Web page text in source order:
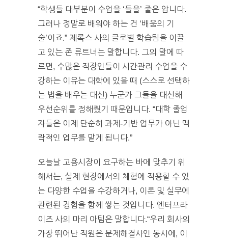
“학생들 대부분이 수업을 ‘들을’ 줄은 압니다.
그러나 정말로 배워야 하는 건 ‘배움의 기
술’이죠.” 제록스 사의 글로벌 학습팀을 이끌
고 있는 존 류트너는 말합니다. 그의 말에 따
르면, 수많은 직장인들이 시간관리 수업을 수
강하는 이유는 대학에 있을 때 (스스로 선택하
는 법을 배우는 대신) 누군가 그들을 대신해
우선순위를 정해줬기 때문입니다. “대학 졸업
자들은 이제 단순히 과제-기반 업무가 아닌 맥
락적인 업무를 맡게 됩니다.”
오늘날 고용시장이 요구하는 바에 맞추기 위
해서는, 실제 현장에서의 체험에 적용할 수 있
는 다양한 수업을 수강하거나, 이론 및 실무에
관련된 경험을 함께 쌓는 것입니다. 엔터프라
이즈 사의 마리 아팀은 말합니다.“우리 회사의
가장 뛰어난 직원은 문제해결사인 동시에, 이